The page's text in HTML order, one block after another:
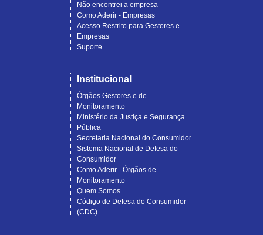
Não encontrei a empresa
Como Aderir - Empresas
Acesso Restrito para Gestores e
Empresas
Suporte
Institucional
Órgãos Gestores e de
Monitoramento
Ministério da Justiça e Segurança
Pública
Secretaria Nacional do Consumidor
Sistema Nacional de Defesa do
Consumidor
Como Aderir - Órgãos de
Monitoramento
Quem Somos
Código de Defesa do Consumidor
(CDC)